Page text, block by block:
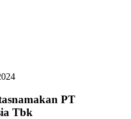
PT
Tbk